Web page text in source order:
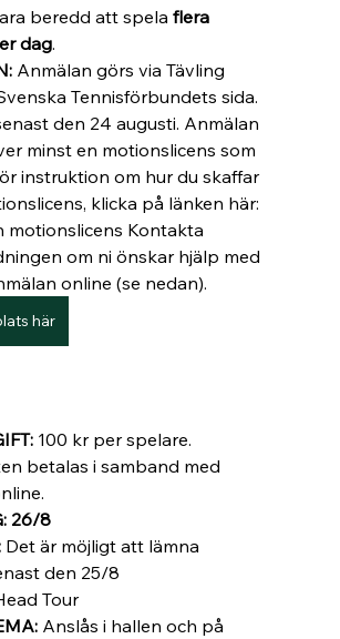
beredd att spela flera
dag.
Anmälan görs via Tävling
Tennisförbundets sida.
den 24 augusti. Anmälan
minst en motionslicens som
instruktion om hur du skaffar
klicka på länken här:
motionslicens Kontakta
om ni önskar hjälp med
online (se nedan).
här
100 kr per spelare.
betalas i samband med
26/8
Det är möjligt att lämna
den 25/8
Tour
Anslås i hallen och på